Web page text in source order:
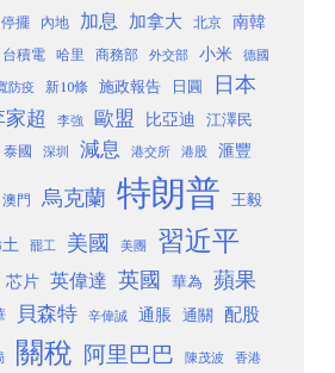
停擺 內地 加息 加拿大 北京
南韓
台積電 哈里 商務部 外交部 小米 德國
防疫 新10條 施政報告 日圓 日本
家超 李強 歐盟 比亞迪 江澤民
泰國 深圳 減息 港交所 港股 滙豐
澳門 烏克蘭 特朗普 王毅
罷工 美國 美團 習近平
芯片 英偉達 英國 華為 蘋果
貝森特 辛偉誠 通脹 通關 配股
關稅 阿里巴巴 陳茂波 香港